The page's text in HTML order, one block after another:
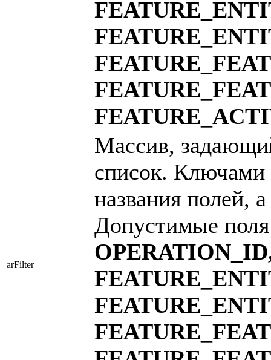
arFilter
Массив,
список. Ключами
названия полей,
Допустимые